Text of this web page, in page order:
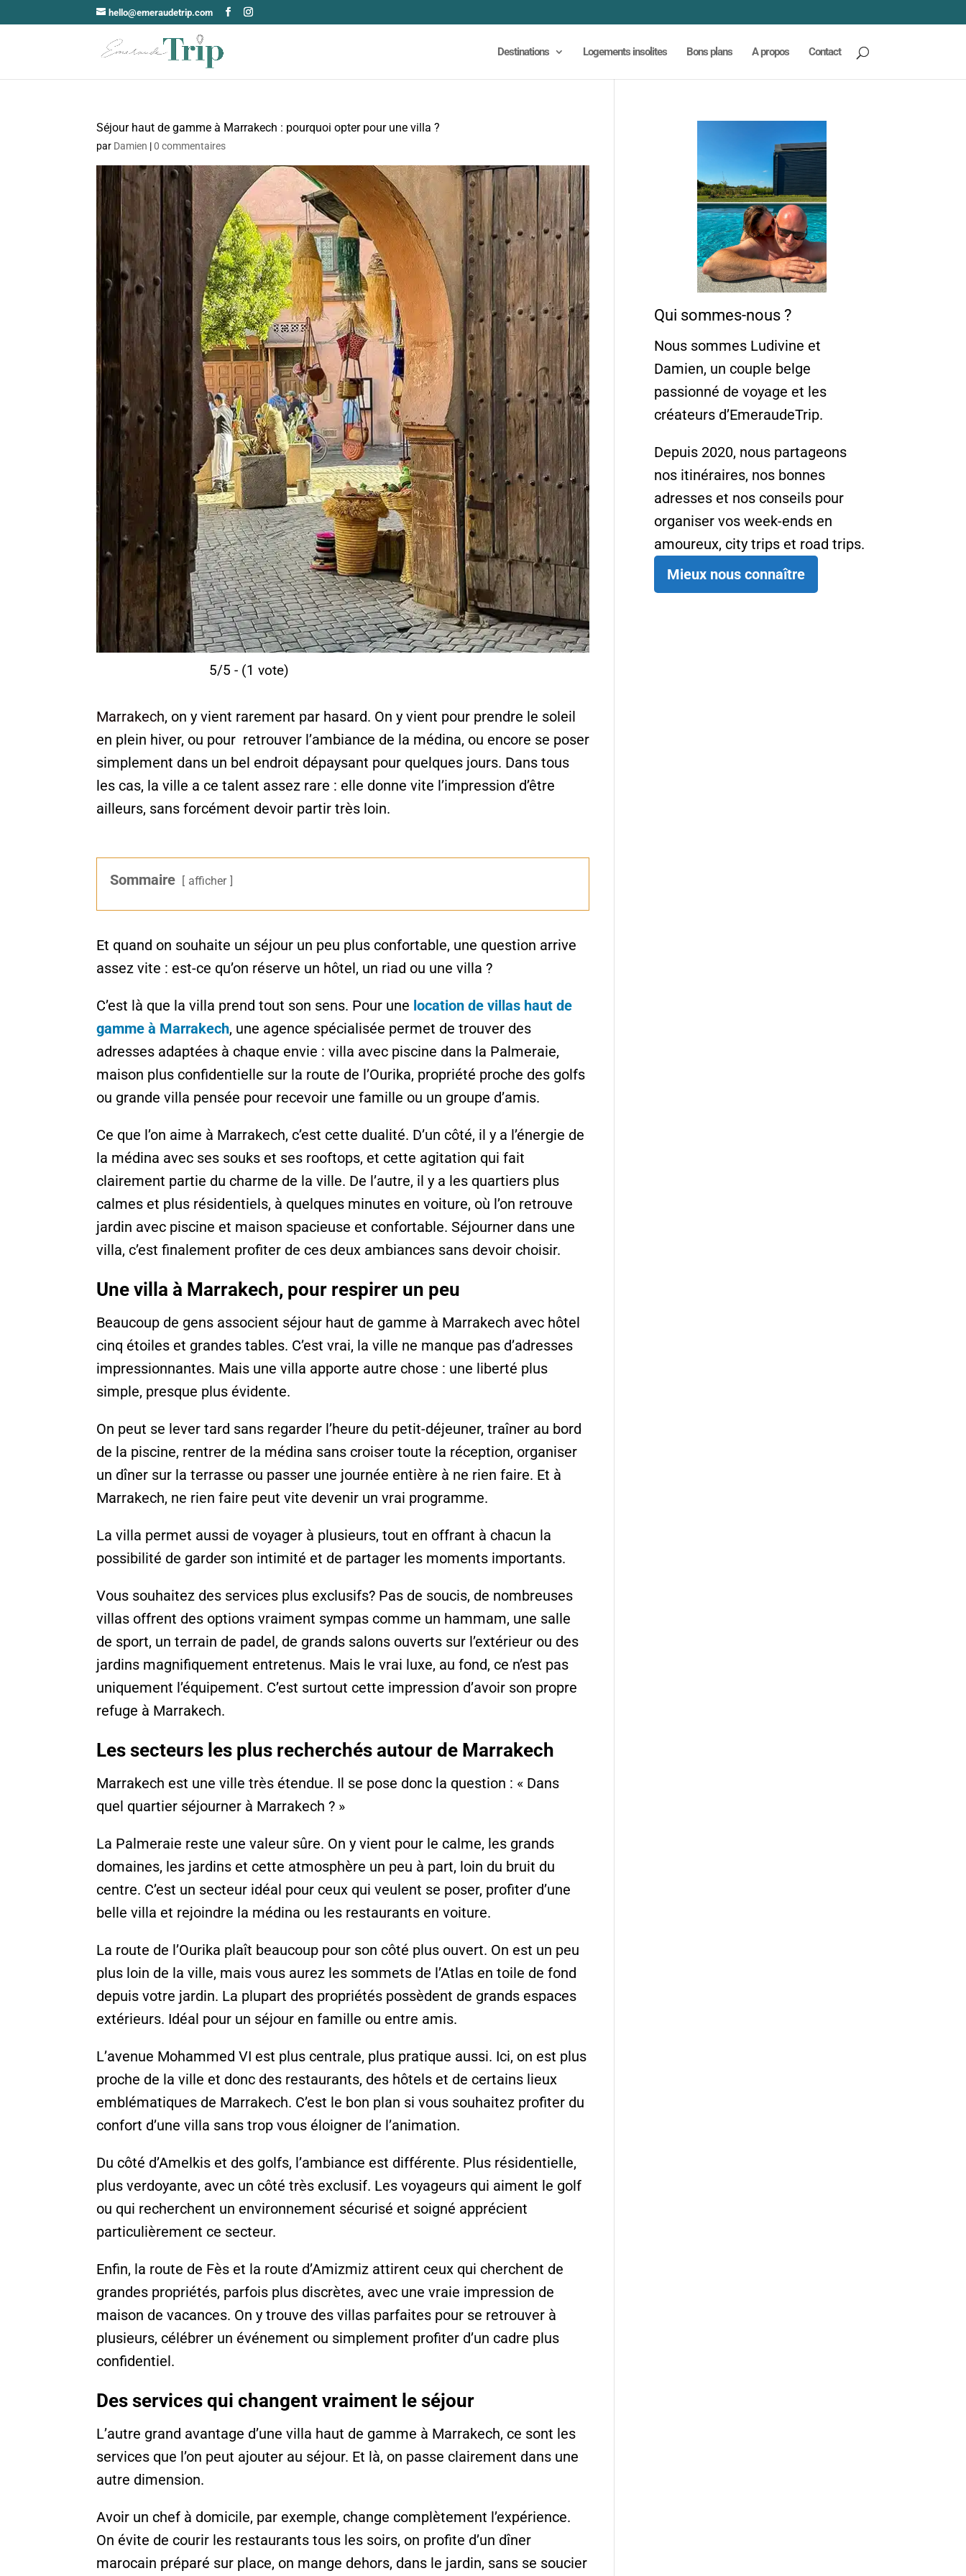
hello@emeraudetrip.com
Destinations Logements insolites Bons plans A propos Contact
Séjour haut de gamme à Marrakech : pourquoi opter pour une villa ?
par Damien |0 commentaires
5/5 - (1 vote)
Marrakech, on y vient rarement par hasard. On y vient pour prendre le soleil
en plein hiver, ou pour retrouver l’ambiance de la médina, ou encore se poser
simplement dans un bel endroit dépaysant pour quelques jours. Dans tous
les cas, la ville a ce talent assez rare : elle donne vite l’impression d’être
ailleurs, sans forcément devoir partir très loin.
Sommaire afficher
Et quand on souhaite un séjour un peu plus confortable, une question arrive
assez vite : est-ce qu’on réserve un hôtel, un riad ou une villa ?
C’est là que la villa prend tout son sens. Pour une location de villas haut de
gamme à Marrakech, une agence spécialisée permet de trouver des
adresses adaptées à chaque envie : villa avec piscine dans la Palmeraie,
maison plus confidentielle sur la route de l’Ourika, propriété proche des golfs
ou grande villa pensée pour recevoir une famille ou un groupe d’amis.
Ce que l’on aime à Marrakech, c’est cette dualité. D’un côté, il y a l’énergie de
la médina avec ses souks et ses rooftops, et cette agitation qui fait
clairement partie du charme de la ville. De l’autre, il y a les quartiers plus
calmes et plus résidentiels, à quelques minutes en voiture, où l’on retrouve
jardin avec piscine et maison spacieuse et confortable. Séjourner dans une
villa, c’est finalement profiter de ces deux ambiances sans devoir choisir.
Une villaà Marrakech, pour respirer un peu
Beaucoup de gens associent séjour haut de gamme à Marrakech avec hôtel
cinq étoiles et grandes tables. C’est vrai, la ville ne manque pas d’adresses
impressionnantes. Mais une villa apporte autre chose : une liberté plus
simple, presque plus évidente.
On peut se lever tard sans regarder l’heure du petit-déjeuner, traîner au bord
de la piscine, rentrer de la médina sans croiser toute la réception, organiser
un dîner sur la terrasse ou passer une journée entière à ne rien faire. Et à
Marrakech, ne rien faire peut vite devenir un vrai programme.
La villa permet aussi de voyager à plusieurs, tout en offrant à chacun la
possibilité de garder son intimité et de partager les moments importants.
Vous souhaitez des services plus exclusifs? Pas de soucis, de nombreuses
villas offrent des options vraiment sympas comme un hammam, une salle
de sport, un terrain de padel, de grands salons ouverts sur l’extérieur ou des
jardins magnifiquement entretenus. Mais le vrai luxe, au fond, ce n’est pas
uniquement l’équipement. C’est surtout cette impression d’avoir son propre
refuge à Marrakech.
Les secteurs les plus recherchés autour de Marrakech
Marrakech est une ville très étendue. Il se pose donc la question : « Dans
quel quartier séjourner à Marrakech ? »
La Palmeraie reste une valeur sûre. On y vient pour le calme, les grands
domaines, les jardins et cette atmosphère un peu à part, loin du bruit du
centre. C’est un secteur idéal pour ceux qui veulent se poser, profiter d’une
belle villa et rejoindre la médina ou les restaurants en voiture.
La route de l’Ourika plaît beaucoup pour son côté plus ouvert. On est un peu
plus loin de la ville, mais vous aurez les sommets de l’Atlas en toile de fond
depuis votre jardin. La plupart des propriétés possèdent de grands espaces
extérieurs. Idéal pour un séjour en famille ou entre amis.
L’avenue Mohammed VI est plus centrale, plus pratique aussi. Ici, on est plus
proche de la ville et donc des restaurants, des hôtels et de certains lieux
emblématiques de Marrakech. C’est le bon plan si vous souhaitez profiter du
confort d’une villa sans trop vous éloigner de l’animation.
Du côté d’Amelkis et des golfs, l’ambiance est différente. Plus résidentielle,
plus verdoyante, avec un côté très exclusif. Les voyageurs qui aiment le golf
ou qui recherchent un environnement sécurisé et soigné apprécient
particulièrement ce secteur.
Enfin, la route de Fès et la route d’Amizmiz attirent ceux qui cherchent de
grandes propriétés, parfois plus discrètes, avec une vraie impression de
maison de vacances. On y trouve des villas parfaites pour se retrouver à
plusieurs, célébrer un événement ou simplement profiter d’un cadre plus
confidentiel.
Des services qui changent vraiment le séjour
L’autre grand avantage d’une villa haut de gamme à Marrakech, ce sont les
services que l’on peut ajouter au séjour. Et là, on passe clairement dans une
autre dimension.
Avoir un chef à domicile, par exemple, change complètement l’expérience.
On évite de courir les restaurants tous les soirs, on profite d’un dîner
marocain préparé sur place, on mange dehors, dans le jardin, sans se soucier
Qui sommes-nous ?
Nous sommes Ludivine et
Damien, un couple belge
passionné de voyage et les
créateurs d’EmeraudeTrip.
Depuis 2020, nous partageons
nos itinéraires, nos bonnes
adresses et nos conseils pour
organiser vos week-ends en
amoureux, city trips et road trips.
Mieux nous connaître